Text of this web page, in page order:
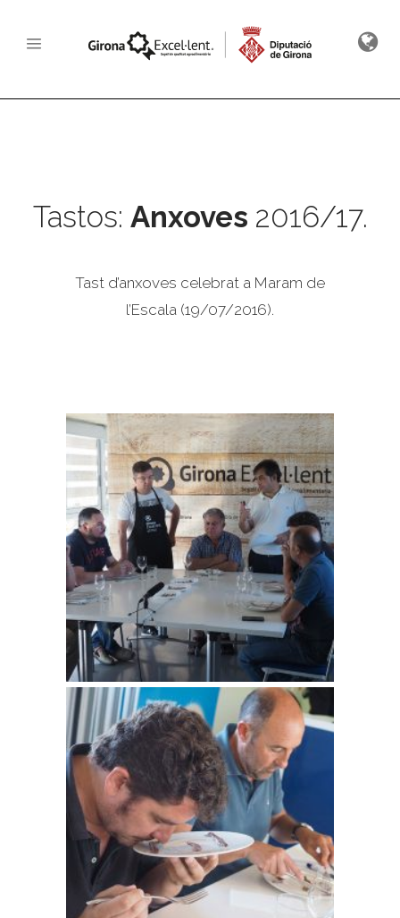
Tastos: Anxoves 2016/17.
Tast d’anxoves celebrat a Maram de
l’Escala (19/07/2016).